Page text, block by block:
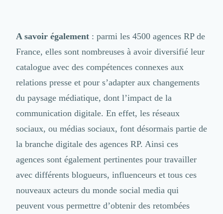
A savoir également : parmi les 4500 agences RP de
France, elles sont nombreuses à avoir diversifié leur
catalogue avec des compétences connexes aux
relations presse et pour s’adapter aux changements
du paysage médiatique, dont l’impact de la
communication digitale. En effet, les réseaux
sociaux, ou médias sociaux, font désormais partie de
la branche digitale des agences RP. Ainsi ces
agences sont également pertinentes pour travailler
avec différents blogueurs, influenceurset tous ces
nouveaux acteurs du monde social media qui
peuvent vous permettre d’obtenir des retombées